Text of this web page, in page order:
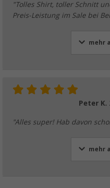
"Tolles Shirt, toller Schnitt
Preis-Leistung im Sale bei
mehr
Peter K.
"Alles super! Hab davon
mehr